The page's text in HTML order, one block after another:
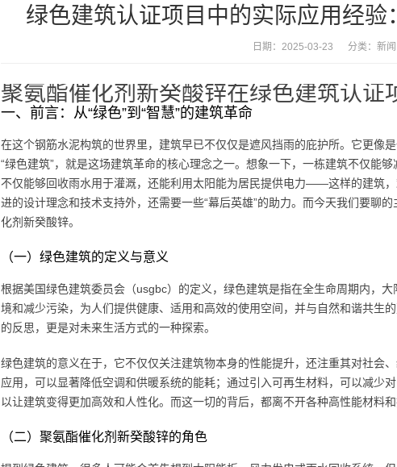
绿色建筑认证项目中的实际应用经
日期：2025-03-23 分类： 新
聚氨酯催化剂新癸酸锌在绿色建筑认证
一、前言：从“绿色”到“智慧”的建筑革命
在这个钢筋水泥构筑的世界里，建筑早已不仅仅是遮风挡雨的庇护所。它更像
“绿色建筑”，就是这场建筑革命的核心理念之一。想象一下，一栋建筑不仅能
不仅能够回收雨水用于灌溉，还能利用太阳能为居民提供电力——这样的建筑
进的设计理念和技术支持外，还需要一些“幕后英雄”的助力。而今天我们要聊
化剂新癸酸锌。
（一）绿色建筑的定义与意义
根据美国绿色建筑委员会（usgbc）的定义，绿色建筑是指在全生命周期内，
境和减少污染，为人们提供健康、适用和高效的使用空间，并与自然和谐共生
的反思，更是对未来生活方式的一种探索。
绿色建筑的意义在于，它不仅仅关注建筑物本身的性能提升，还注重其对社会
应用，可以显著降低空调和供暖系统的能耗；通过引入可再生材料，可以减少
以让建筑变得更加高效和人性化。而这一切的背后，都离不开各种高性能材料和
（二）聚氨酯催化剂新癸酸锌的角色